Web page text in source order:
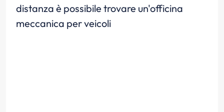
distanza è possibile trovare un'officina
meccanica per veicoli